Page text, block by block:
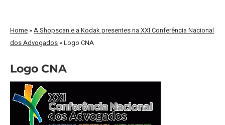
Home »A Shopscan e a Kodak presentes na XXI Conferência Nacional
dos Advogados »Logo CNA
Logo CNA